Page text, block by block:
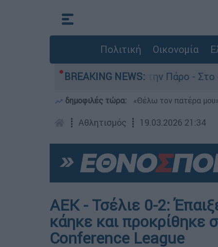
Πολιτική Οικονομία
BREAKING NEWS:
θάνατο του 4χρονου στην Πάρο - Στο
δημοφιλές τώρα: «Θέλω τον πατέρα
┋ Αθλητισμός ┋ 19.03.2026 21:34
ΑΕΚ - Τσέλιε 0-2:
κάηκε και προκρίθηκε
Conference League